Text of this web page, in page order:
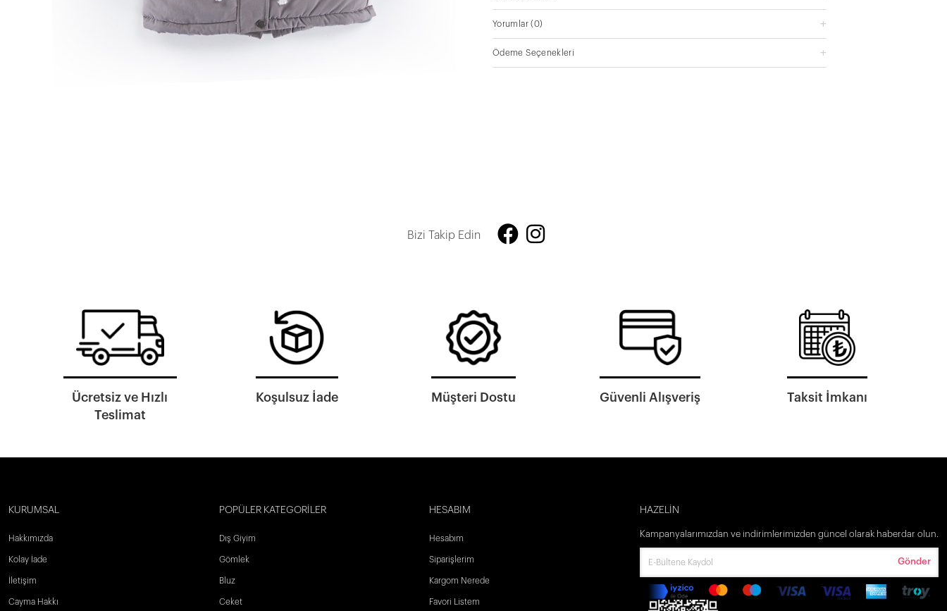
Yorumlar(0)
Ödeme Seçenekleri
Bizi Takip Edin
Ücretsiz ve Hızlı
Teslimat
Koşulsuz İade Müşteri Dostu Güvenli Alışveriş Taksit İmkanı
KURUMSAL
Hakkımızda
Kolay İade
İletişim
Cayma Hakkı
POPÜLER KATEGORİLER
Dış Giyim
Gömlek
Bluz
Ceket
HESABIM
Hesabım
Siparişlerim
Kargom Nerede
Favori Listem
HAZELİN
Kampanyalarımızdan ve indirimlerimizden güncel olarak haberdar olun.
Gönder